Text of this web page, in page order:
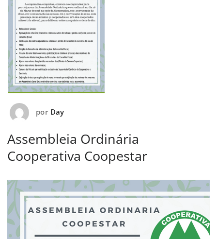
por Day
Assembleia Ordinária
Cooperativa Coopestar